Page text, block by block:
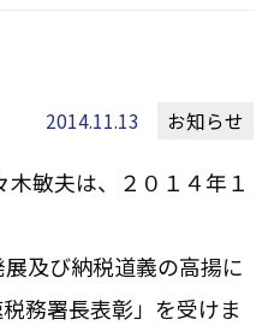
2014.11.13 お知らせ
敏夫は、２０１４年１
及び納税道義の高揚に
務署長表彰」を受けま